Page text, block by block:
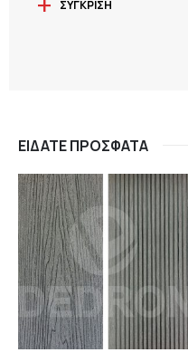
ΣΎΓΚΡΙΣΗ
ΕΊΔΑΤΕ ΠΡΌΣΦΑΤΑ